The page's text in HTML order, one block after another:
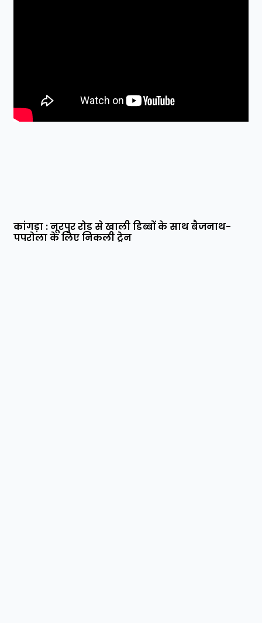
कांगड़ा : नूरपुर रोड से खाली डिब्बों के साथ बैजनाथ-
पपरोला के लिए निकली ट्रेन